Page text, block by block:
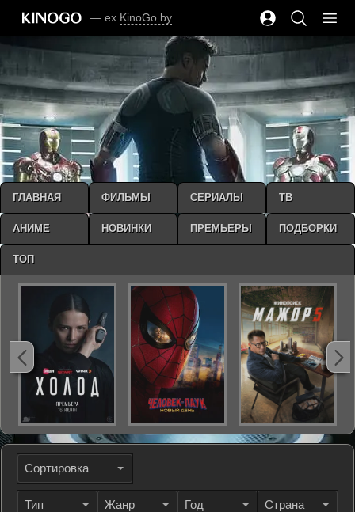
— ex KinoGo.by
Сортировка
Тип Жанр Год Страна
ГЛАВНАЯ ФИЛЬМЫ СЕРИАЛЫ ТВ
АНИМЕ НОВИНКИ ПРЕМЬЕРЫ ПОДБОРКИ
ТОП